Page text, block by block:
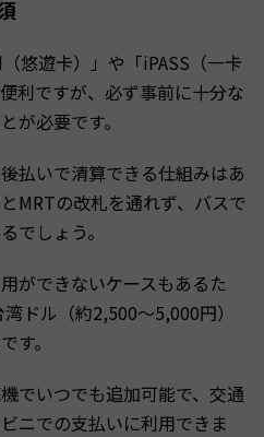
悠遊卡）」や「iPASS（一卡
利ですが、必ず事前に十分な
が必要です。
払いで清算できる仕組みはあ
MRTの改札を通れず、バスで
でしょう。
ができないケースもあるた
ドル（約2,500〜5,000円）
す。
でいつでも追加可能で、交通
ニでの支払いに利用できま